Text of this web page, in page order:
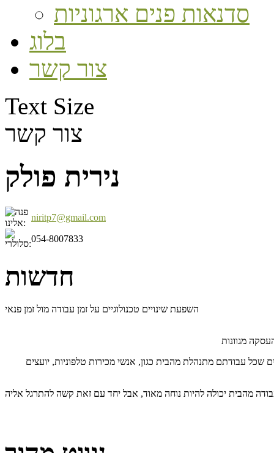
סדנאות פנים ארגוניות
בלוג
צור קשר
Text Size
צור קשר
נירית פולק
niritp7@gmail.com
054-8007833
חדשות
השפעת שינויים טכנולוגיים על זמן עבודה מול זמן פנאי
עבודתם מתנהלת מהבית כגון, אנשי מכירות טלפוניות, יועצים
מהבית יכולה להיות נוחה מאוד, אבל יחד עם זאת קשה להתרגל אליה